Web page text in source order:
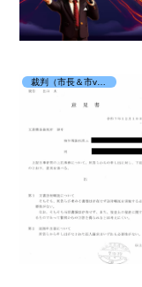
裁判（市長＆市vs丸田）